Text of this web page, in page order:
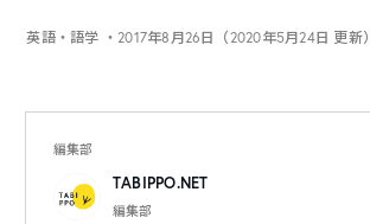
英語・語学 ・2017年8月26日（2020年5月24日 更新）
編集部
TABIPPO.NET
編集部